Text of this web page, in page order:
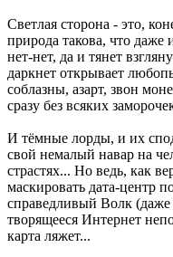
Светлая сторона - это,
природа такова, что
нет-нет, да и тянет
даркнет открывает
соблазны, азарт, звон
сразу без всяких
И тёмные лорды, и их
свой немалый навар на
страстях... Но ведь, как
маскировать дата-центр
справедливый Волк (даже
творящееся Интернет
карта ляжет...